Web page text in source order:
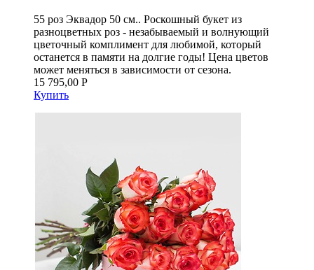
55 роз Эквадор 50 см.. Роскошный букет из
разноцветных роз - незабываемый и волнующий
цветочный комплимент для любимой, который
останется в памяти на долгие годы! Цена цветов
может меняться в зависимости от сезона.
15 795,00 Р
Купить